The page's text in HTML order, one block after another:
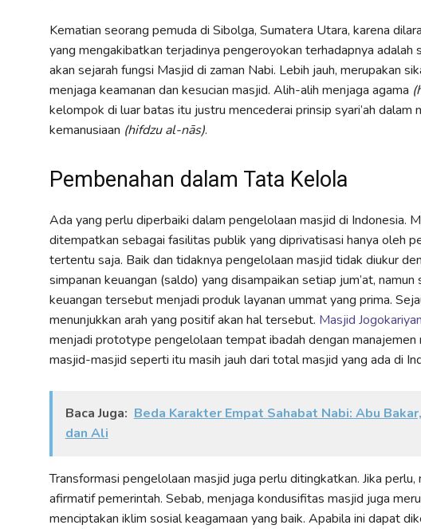
Kematian seorang pemuda di Sibolga, Sumatera Utara, karena
yang mengakibatkan terjadinya pengeroyokan terhadapnya adalah
akan sejarah fungsi Masjid di zaman Nabi. Lebih jauh, merupakan
menjaga keamanan dan kesucian masjid. Alih-alih menjaga agama
kelompok di luar batas itu justru mencederai prinsip syari’ah dalam
kemanusiaan (hifdzu al-nās).
Pembenahan dalam Tata Kelola
Ada yang perlu diperbaiki dalam pengelolaan masjid di Indonesia.
ditempatkan sebagai fasilitas publik yang diprivatisasi hanya oleh
tertentu saja. Baik dan tidaknya pengelolaan masjid tidak diukur
simpanan keuangan (saldo) yang disampaikan setiap jum’at,
keuangan tersebut menjadi produk layanan ummat yang prima.
menunjukkan arah yang positif akan hal tersebut. Masjid
menjadi prototype pengelolaan tempat ibadah dengan manajemen
masjid-masjid seperti itu masih jauh dari total masjid yang ada di
Baca Juga: Beda Karakter Empat Sahabat Nabi: Abu
dan Ali
Transformasi pengelolaan masjid juga perlu ditingkatkan. Jika perlu,
afirmatif pemerintah. Sebab, menjaga kondusifitas masjid juga
menciptakan iklim sosial keagamaan yang baik. Apabila ini dapat